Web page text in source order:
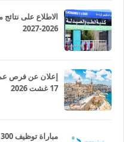
الاطلاع على
2026-2027
إعلان عن فرص
17 غشت 2026